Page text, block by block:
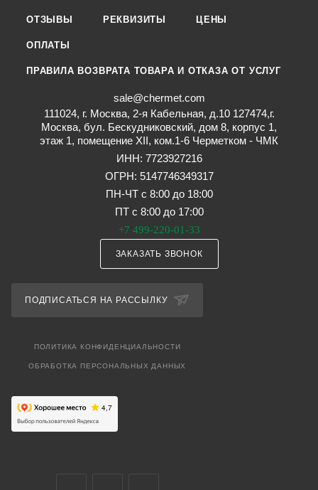
ОТЗЫВЫ РЕКВИЗИТЫ ЦЕНЫ
ОПЛАТЫ
ПРАВИЛА ВОЗВРАТА ТОВАРА И ОТКАЗА ОТ УСЛУГ
sale@chermet.com
111024, г. Москва, 2-я Кабельная, д.10 127474,г.
Москва, бул. Бескудниковский, дом 8, корпус 1,
этаж 1, помещение XII, ком.1-6 Черметком - ЧМК
ИНН: 7723927216
ОГРН: 5147746349317
ПН-ЧТ с 8:00 до 18:00
ПТ с 8:00 до 17:00
+7 499-220-01-33
ЗАКАЗАТЬ ЗВОНОК
ПОДПИСАТЬСЯ НА РАССЫЛКУ
ПОЛИТИКА КОНФИДЕНЦИАЛЬНОСТИ
ОБРАБОТКА ПЕРСОНАЛЬНЫХ ДАННЫХ